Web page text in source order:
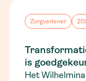
Zorgverlener
is
Het